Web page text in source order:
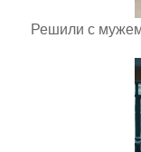
Решили с